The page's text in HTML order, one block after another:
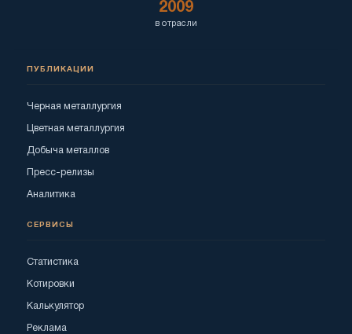
2009
в отрасли
ПУБЛИКАЦИИ
Черная металлургия
Цветная металлургия
Добыча металлов
Пресс-релизы
Аналитика
СЕРВИСЫ
Статистика
Котировки
Калькулятор
Реклама